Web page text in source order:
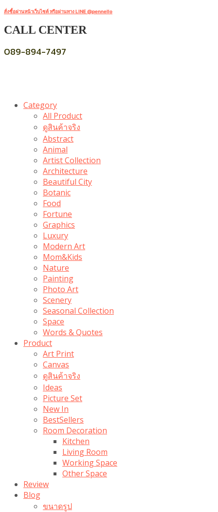
สั่งซื้อผ่านหน้าเว็บไซต์ หรือผ่านทาง LINE @pennello
CALL CENTER
089-894-7497
Category
All Product
ดูสินค้าจริง
Abstract
Animal
Artist Collection
Architecture
Beautiful City
Botanic
Food
Fortune
Graphics
Luxury
Modern Art
Mom&Kids
Nature
Painting
Photo Art
Scenery
Seasonal Collection
Space
Words & Quotes
Product
Art Print
Canvas
ดูสินค้าจริง
Ideas
Picture Set
New In
BestSellers
Room Decoration
Kitchen
Living Room
Working Space
Other Space
Review
Blog
ขนาดรูป